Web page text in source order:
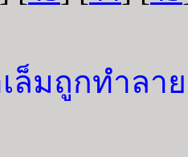
เล็มถูกทำลา